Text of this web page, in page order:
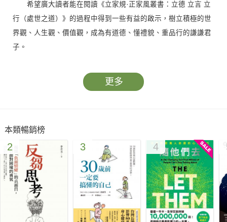
希望廣大讀者能在閱讀《立家規·正家風叢書：立德 立言 立
行（處世之道）》的過程中得到一些有益的啟示，樹立積極的世
界觀、人生觀、價值觀，成為有道德、懂禮貌、重品行的謙謙君
子。
更多
本類暢銷榜
2 3 4